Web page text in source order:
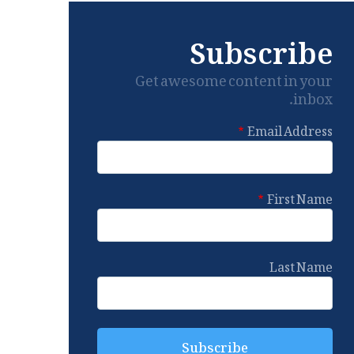
Subscribe
Get awesome content in your
inbox.
Email Address
First Name
Last Name